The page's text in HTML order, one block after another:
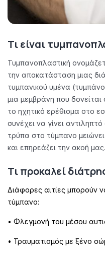
Τι είναι
Τυμπανοπλαστική
την αποκατάσταση μιας
τυμπανικού υμένα
μια μεμβράνη που
το ηχητικό ερέθισμα στο
συνέχει να γίνει
τρύπα στο τύμπανο
και επηρεάζει την ακοή μας.
Τι προκαλεί
Διάφορες αιτίες μπορούν
τύμπανο:
• Φλεγμονή του μέσου
• Τραυματισμός με ξένο